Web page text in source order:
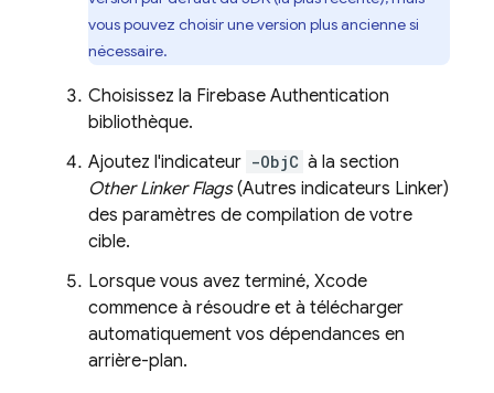
vous pouvez choisir une version plus ancienne si
nécessaire.
Choisissez la Firebase Authentication
bibliothèque.
Ajoutez l'indicateur -ObjC à la section
Other Linker Flags(Autres indicateurs Linker)
des paramètres de compilation de votre
cible.
Lorsque vous avez terminé, Xcode
commence à résoudre et à télécharger
automatiquement vos dépendances en
arrière-plan.